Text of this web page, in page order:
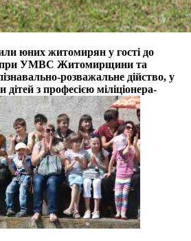
юних житомирян у гості до
при УМВС Житомирщини та
розважальне дійство, у
дітей з професією міліціонера-